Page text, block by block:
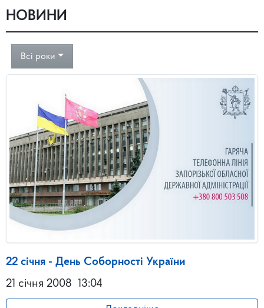
НОВИНИ
Всі роки
22 січня - День Соборності України
21 січня 2008 13:04